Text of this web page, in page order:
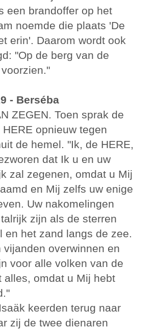
een brandoffer op het
noemde die plaats 'De
erin'. Daarom wordt ook
"Op de berg van de
- Berséba
ZEGEN. Toen sprak de
opnieuw tegen
de hemel. "Ik, de HERE,
dat Ik u en uw
zal zegenen, omdat u Mij
en Mij zelfs uw enige
Uw nakomelingen
zijn als de sterren
en het zand langs de zee.
vijanden overwinnen en
voor alle volken van de
alles, omdat u Mij hebt
keerden terug naar
zij de twee dienaren